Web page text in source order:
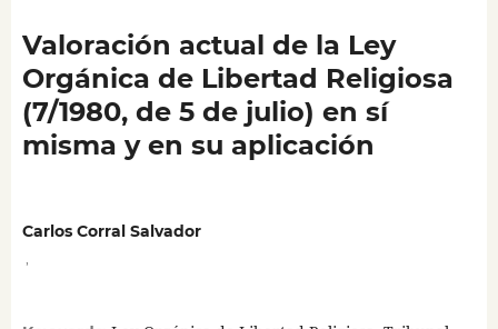
Valoración actual de la Ley
Orgánica de Libertad Religiosa
(7/1980, de 5 de julio) en sí
misma y en su aplicación
Carlos Corral Salvador